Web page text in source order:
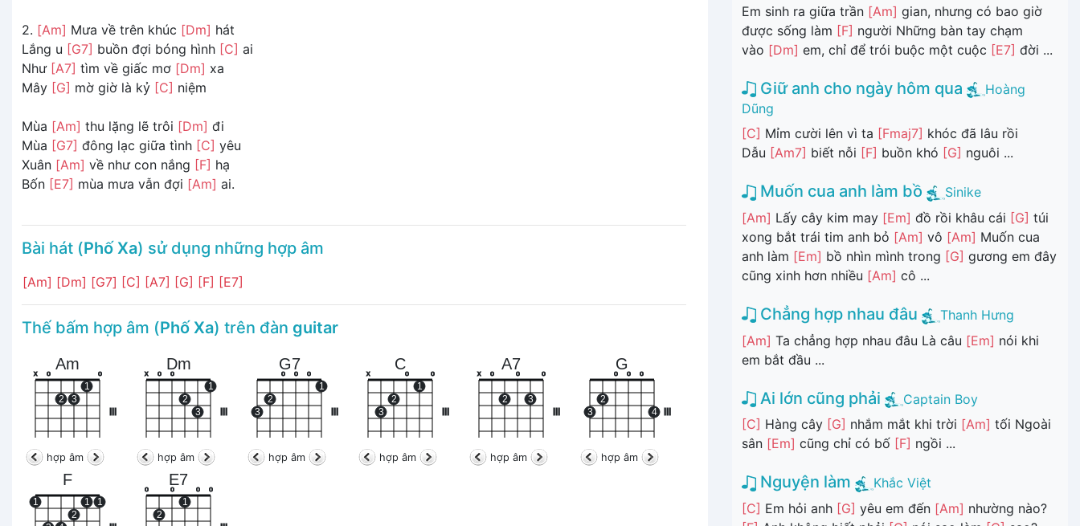
2. [Am] Mưa về trên khúc [Dm] hát
Lắng u [G7] buồn đợi bóng hình [C] ai
Như [A7] tìm về giấc mơ [Dm] xa
Mây [G] mờ giờ là kỷ [C] niệm
Mùa [Am] thu lặng lẽ trôi [Dm] đi
Mùa [G7] đông lạc giữa tình [C] yêu
Xuân [Am] về như con nắng [F] hạ
Bốn [E7] mùa mưa vẫn đợi [Am] ai.
Bài hát (Phố Xa) sử dụng những hợp âm
[Am] [Dm] [G7] [C] [A7] [G] [F] [E7]
Thế bấm hợp âm (Phố Xa) trên đàn guitar
Am
x o
2 3
1
o
hợp âm
Dm
x o o
2
3
1
hợp âm
G7
3
2
o o o
1
hợp âm
C
x
3
2
o
1
o
hợp âm
A7
x o
2
o
3
o
hợp âm
G
3
2
o o o
4
hợp âm
F
1
2
1 1
E7
o
2
o
1
o o
Em sinh ra giữa trần [Am] gian, nhưng có bao giờ
được sống làm [F] người Những bàn tay chạm
vào [Dm] em, chỉ để trói buộc một cuộc [E7] đời ...
Giữ anh cho ngày hôm qua
Hoàng
Dũng
[C] Mỉm cười lên vì ta [Fmaj7] khóc đã lâu rồi
Dẫu [Am7] biết nỗi [F] buồn khó [G] nguôi ...
Muốn cua anh làm bồ
Sinike
[Am] Lấy cây kim may [Em] đồ rồi khâu cái [G] túi
xong bắt trái tim anh bỏ [Am] vô [Am] Muốn cua
anh làm [Em] bồ nhìn mình trong [G] gương em đây
cũng xinh hơn nhiều [Am] cô ...
Chẳng hợp nhau đâu
Thanh Hưng
[Am] Ta chẳng hợp nhau đâu Là câu [Em] nói khi
em bắt đầu ...
Ai lớn cũng phải
Captain Boy
[C] Hàng cây [G] nhắm mắt khi trời [Am] tối Ngoài
sân [Em] cũng chỉ có bố [F] ngồi ...
Nguyện làm
Khắc Việt
[C] Em hỏi anh [G] yêu em đến [Am] nhường nào?